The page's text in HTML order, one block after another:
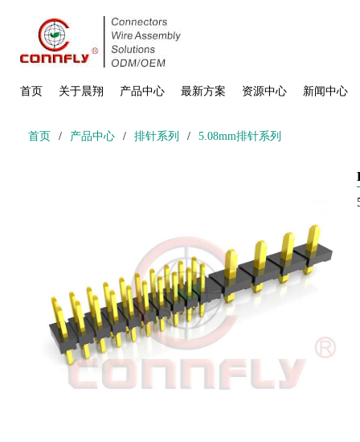
首页 关于晨翔 产品中心 最新方案 资源中心 新闻中心
首页 / 产品中心 / 排针系列 / 5.08mm排针系列